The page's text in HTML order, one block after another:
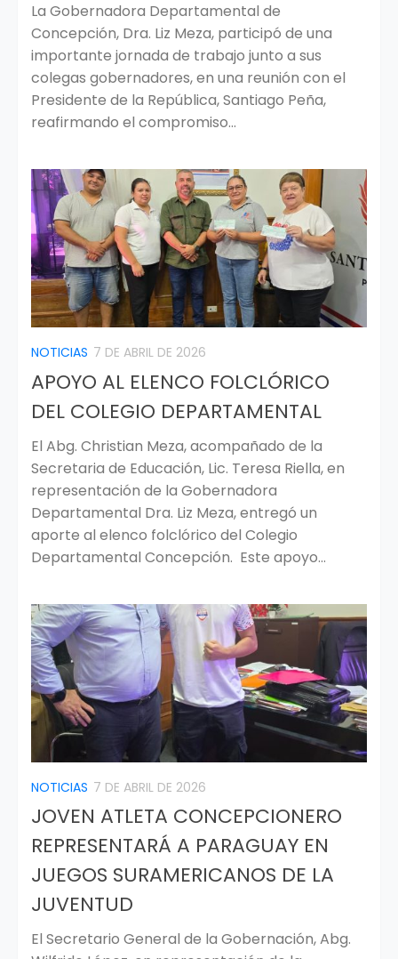
La Gobernadora Departamental de
Concepción, Dra. Liz Meza, participó de una
importante jornada de trabajo junto a sus
colegas gobernadores, en una reunión con el
Presidente de la República, Santiago Peña,
reafirmando el compromiso...
NOTICIAS 7 DE ABRIL DE 2026
APOYO AL ELENCO FOLCLÓRICO
DEL COLEGIO DEPARTAMENTAL
El Abg. Christian Meza, acompañado de la
Secretaria de Educación, Lic. Teresa Riella, en
representación de la Gobernadora
Departamental Dra. Liz Meza, entregó un
aporte al elenco folclórico del Colegio
Departamental Concepción. Este apoyo...
NOTICIAS 7 DE ABRIL DE 2026
JOVEN ATLETA CONCEPCIONERO
REPRESENTARÁ A PARAGUAY EN
JUEGOS SURAMERICANOS DE LA
JUVENTUD
El Secretario General de la Gobernación, Abg.